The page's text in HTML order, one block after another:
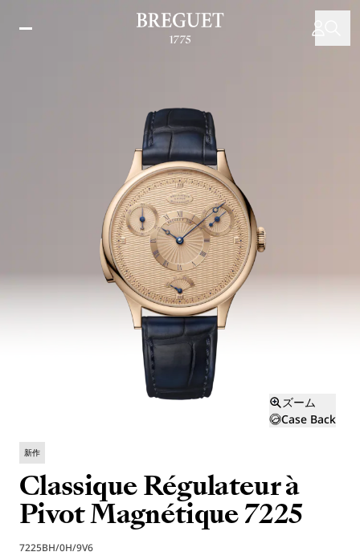
ズーム
Case Back
新作
Classique Régulateur à
Pivot Magnétique 7225
7225BH/0H/9V6